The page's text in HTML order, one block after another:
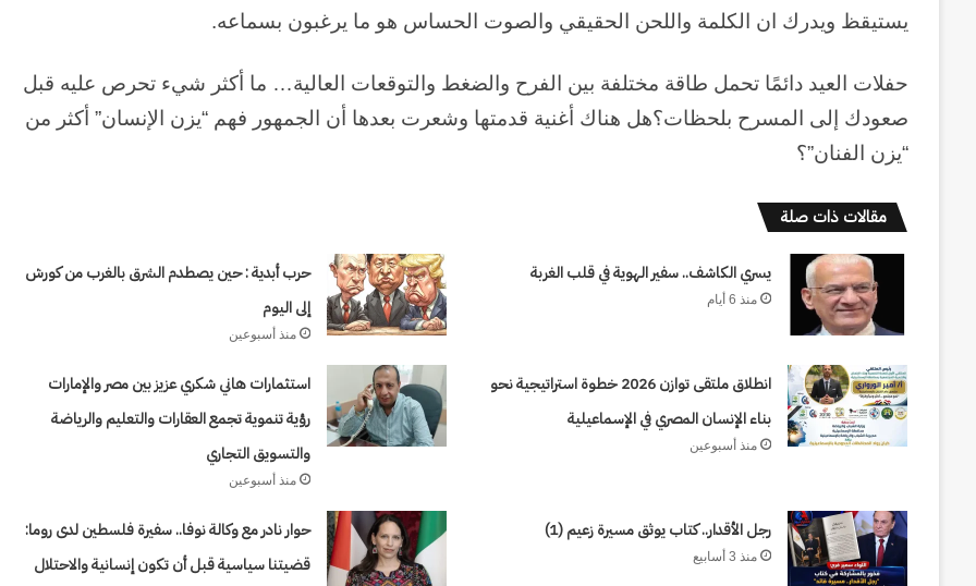
يستيقظ ويدرك ان الكلمة واللحن الحقيقي والصوت الحساس هو ما يرغبون بسماعه.
حفلات العيد دائمًا تحمل طاقة مختلفة بين الفرح والضغط والتوقعات العالية… ما أكثر شيء تحرص عليه قبل
صعودك إلى المسرح بلحظات؟هل هناك أغنية قدمتها وشعرت بعدها أن الجمهور فهم “يزن الإنسان” أكثر من
“يزن الفنان”؟
مقالات ذات صلة
يسري الكاشف.. سفير الهوية في قلب الغربة
منذ 6 أيام
حرب أبدية : حين يصطدم الشرق بالغرب من كورش
إلى اليوم
منذ أسبوعين
انطلاق ملتقى توازن 2026 خطوة استراتيجية نحو
بناء الإنسان المصري في الإسماعيلية
منذ أسبوعين
استثمارات هاني شكري عزيز بين مصر والإمارات
رؤية تنموية تجمع العقارات والتعليم والرياضة
والتسويق التجاري
منذ أسبوعين
رجل الأقدار.. كتاب يوثق مسيرة زعيم (1)
منذ 3 أسابيع
حوار نادر مع وكالة نوفا.. سفيرة فلسطين لدى روما:
قضيتنا سياسية قبل أن تكون إنسانية والاحتلال
أبدية
الشرق
من
كورش
منذ أسبوعين
حرب أبدية : حين يصطدم الشرق بالغرب من كورش
إلى اليوم
الـ
CIA
و
سبعون
عاماً
المراقبة
وإعادة
الحسابات
منذ أسبوعين
وكالة الـ CIA و ٢٣ يوليو.. سبعون عاماً من المراقبة
وإعادة الحسابات